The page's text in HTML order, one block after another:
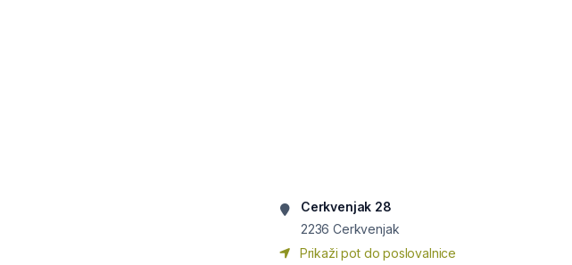
Cerkvenjak 28
2236 Cerkvenjak
Prikaži pot do poslovalnice